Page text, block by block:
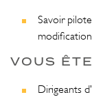
Savoir
VOUS
Dirigeants